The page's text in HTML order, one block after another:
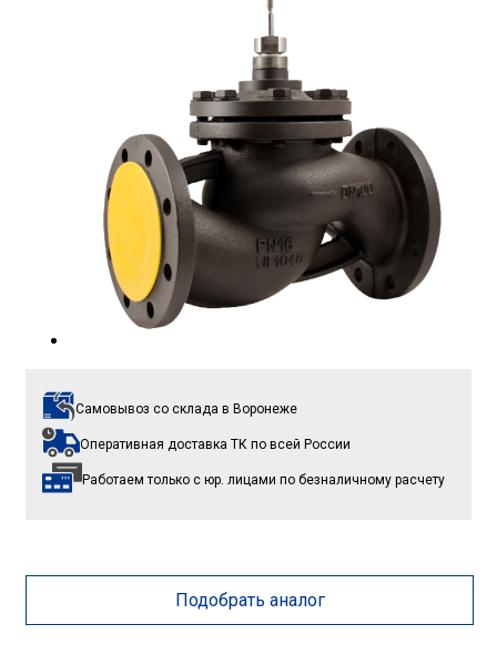
Самовывоз со склада в Воронеже
Оперативная доставка ТК по всей России
Работаем только с юр. лицами по безналичному расчету
Подобрать аналог